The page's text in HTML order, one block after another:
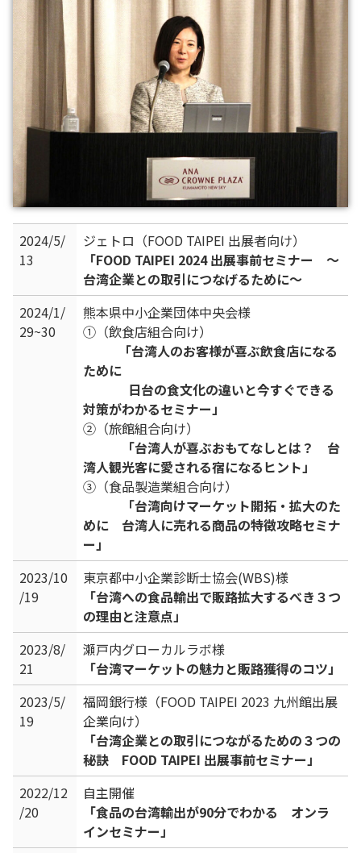
2024/5/
13
ジェトロ（FOOD TAIPEI 出展者向け）
「FOOD TAIPEI 2024 出展事前セミナー ～
台湾企業との取引につなげるために～
2024/1/
29~30
熊本県中小企業団体中央会様
①（飲食店組合向け）
「台湾人のお客様が喜ぶ飲食店になる
ために
日台の食文化の違いと今すぐできる
対策がわかるセミナー」
②（旅館組合向け）
「台湾人が喜ぶおもてなしとは？ 台
湾人観光客に愛される宿になるヒント」
③（食品製造業組合向け）
「台湾向けマーケット開拓・拡大のた
めに 台湾人に売れる商品の特徴攻略セミナ
ー」
2023/10
/19
東京都中小企業診断士協会(WBS)様
「台湾への食品輸出で販路拡大するべき３つ
の理由と注意点」
2023/8/
21
瀬戸内グローカルラボ様
「台湾マーケットの魅力と販路獲得のコツ」
2023/5/
19
福岡銀行様（FOOD TAIPEI 2023 九州館出展
企業向け）
「台湾企業との取引につながるための３つの
秘訣 FOOD TAIPEI 出展事前セミナー」
2022/12
/20
自主開催
「食品の台湾輸出が90分でわかる オンラ
インセミナー」